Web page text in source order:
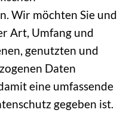
Wir möchten Sie und
Art, Umfang und
genutzten und
Daten
eine umfassende
gegeben ist.